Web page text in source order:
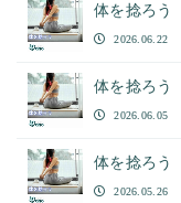
体を捻ろ
2026.06.22
体を捻ろ
2026.06.05
体を捻ろ
2026.05.26